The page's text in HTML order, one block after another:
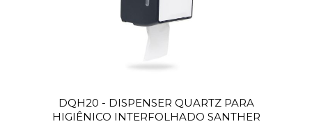
DQH20 - DISPENSER QUARTZ PARA
HIGIÊNICO INTERFOLHADO SANTHER